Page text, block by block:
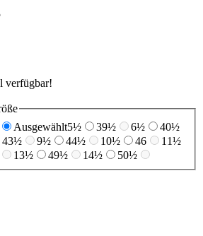
verfügbar!
Ausgewählt5½ 39½ 6½
40½
43½ 9½ 44½ 10½ 46
11½
13½ 49½ 14½
50½